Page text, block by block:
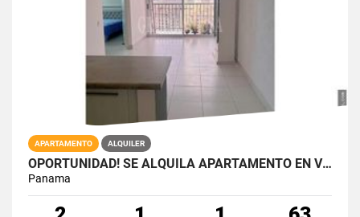
APARTAMENTO ALQUILER
OPORTUNIDAD! SE ALQUILA APARTAMENTO EN VIA ESPAÑA RIO ABAJO
Panama